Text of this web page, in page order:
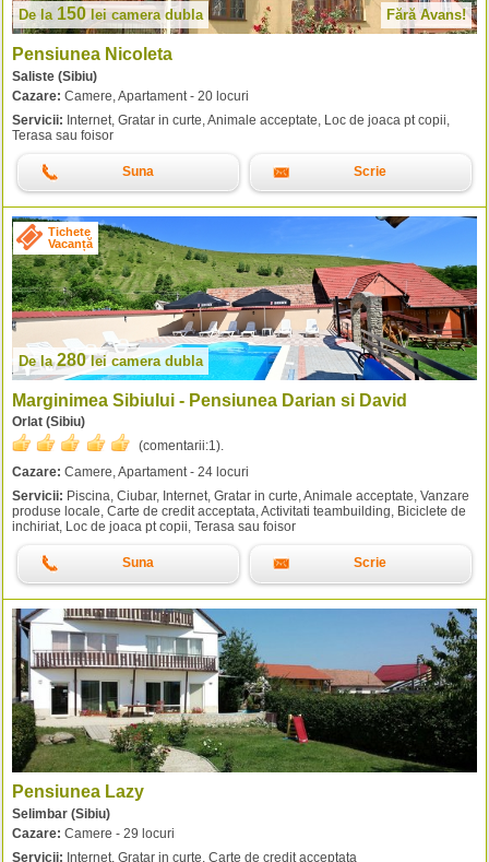
De la 150 lei camera dubla Fără Avans!
Pensiunea Nicoleta
Saliste (Sibiu)
Cazare: Camere, Apartament - 20 locuri
Servicii: Internet, Gratar in curte, Animale acceptate, Loc de joaca pt copii,
Terasa sau foisor
Suna Scrie
Tichete
Vacanță
De la280lei camera dubla
Marginimea Sibiului - Pensiunea Darian si David
Orlat (Sibiu)
(comentarii:1).
Cazare: Camere, Apartament - 24 locuri
Servicii: Piscina, Ciubar, Internet, Gratar in curte, Animale acceptate, Vanzare
produse locale, Carte de credit acceptata, Activitati teambuilding, Biciclete de
inchiriat, Loc de joaca pt copii, Terasa sau foisor
Suna Scrie
Pensiunea Lazy
Selimbar (Sibiu)
Cazare: Camere - 29 locuri
Servicii: Internet, Gratar in curte, Carte de credit acceptata